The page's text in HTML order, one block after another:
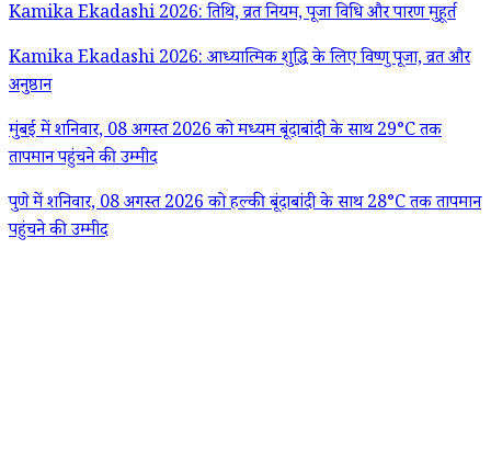
Kamika Ekadashi 2026: तिथि, व्रत नियम, पूजा विधि और पारण मुहूर्त
Kamika Ekadashi 2026: आध्यात्मिक शुद्धि के लिए विष्णु पूजा, व्रत और
अनुष्ठान
मुंबई में शनिवार, 08 अगस्त 2026 को मध्यम बूंदाबांदी के साथ 29°C तक
तापमान पहुंचने की उम्मीद
पुणे में शनिवार, 08 अगस्त 2026 को हल्की बूंदाबांदी के साथ 28°C तक तापमान
पहुंचने की उम्मीद